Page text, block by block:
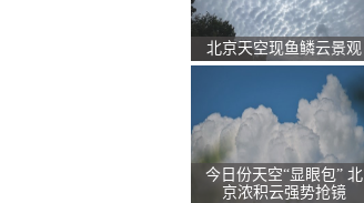
北京天空现鱼鳞云景观
今日份天空“显眼包” 北
京浓积云强势抢镜